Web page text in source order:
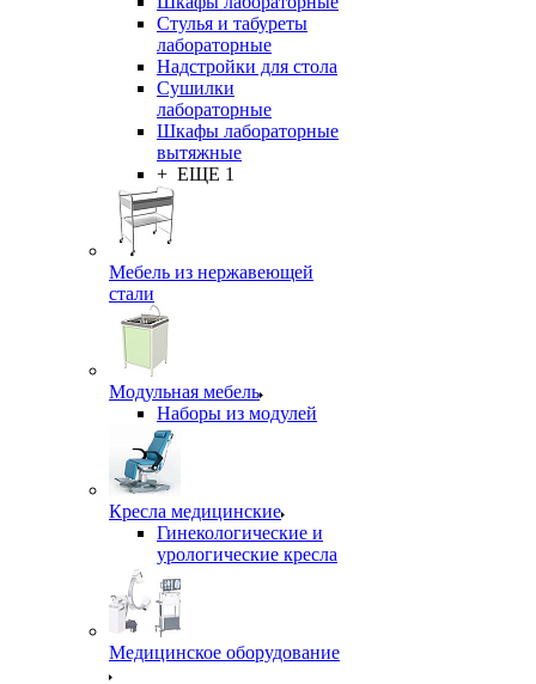
Стулья и табуреты
лабораторные
Надстройки для стола
Сушилки
лабораторные
Шкафы лабораторные
вытяжные
+ ЕЩЕ 1
Мебель из нержавеющей
стали
Модульная мебель
Наборы из модулей
Кресла медицинские
Гинекологические и
урологические кресла
Медицинское оборудование